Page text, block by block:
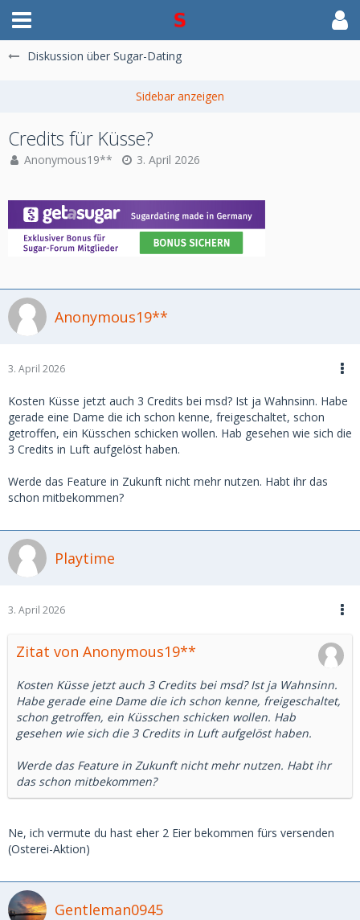
Diskussion über Sugar-Dating
Credits für Küsse?
Anonymous19** 3. April 2026
Anonymous19**
3. April 2026
Kosten Küsse jetzt auch 3 Credits bei msd? Ist ja Wahnsinn. Habe
gerade eine Dame die ich schon kenne, freigeschaltet, schon
getroffen, ein Küsschen schicken wollen. Hab gesehen wie sich die
3 Credits in Luft aufgelöst haben.
Werde das Feature in Zukunft nicht mehr nutzen. Habt ihr das
schon mitbekommen?
Playtime
3. April 2026
Zitat von Anonymous19**
Kosten Küsse jetzt auch 3 Credits bei msd? Ist ja Wahnsinn.
Habe gerade eine Dame die ich schon kenne, freigeschaltet,
schon getroffen, ein Küsschen schicken wollen. Hab
gesehen wie sich die 3 Credits in Luft aufgelöst haben.
Werde das Feature in Zukunft nicht mehr nutzen. Habt ihr
das schon mitbekommen?
Ne, ich vermute du hast eher 2 Eier bekommen fürs versenden
(Osterei-Aktion)
Gentleman0945